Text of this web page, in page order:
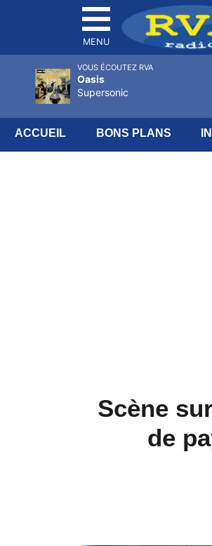
MENU
ACCUEIL BONS PLANS
Scène
de
VOUS ÉCOUTEZ RVA
Oasis
Supersonic